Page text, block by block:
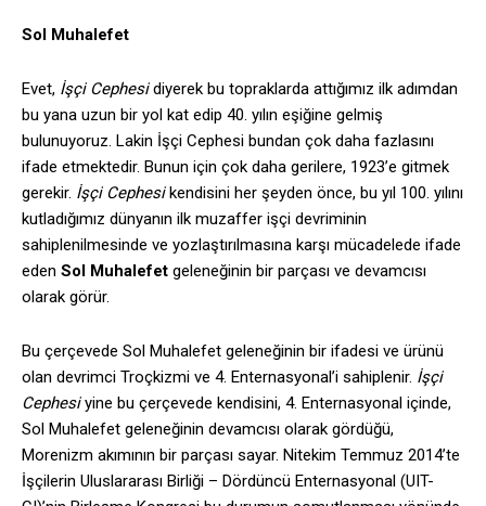
Sol Muhalefet
Evet, İşçi Cephesidiyerek bu topraklarda attığımız ilk adımdan
bu yana uzun bir yol kat edip 40. yılın eşiğine gelmiş
bulunuyoruz. Lakin İşçi Cephesi bundan çok daha fazlasını
ifade etmektedir. Bunun için çok daha gerilere, 1923’e gitmek
gerekir. İşçi Cephesikendisini her şeyden önce, bu yıl 100. yılını
kutladığımız dünyanın ilk muzaffer işçi devriminin
sahiplenilmesinde ve yozlaştırılmasına karşı mücadelede ifade
eden Sol Muhalefet geleneğinin bir parçası ve devamcısı
olarak görür.
Bu çerçevede Sol Muhalefet geleneğinin bir ifadesi ve ürünü
olan devrimci Troçkizmi ve 4. Enternasyonal’i sahiplenir. İşçi
Cephesiyine bu çerçevede kendisini, 4. Enternasyonal içinde,
Sol Muhalefet geleneğinin devamcısı olarak gördüğü,
Morenizm akımının bir parçası sayar. Nitekim Temmuz 2014’te
İşçilerin Uluslararası Birliği – Dördüncü Enternasyonal (UIT-